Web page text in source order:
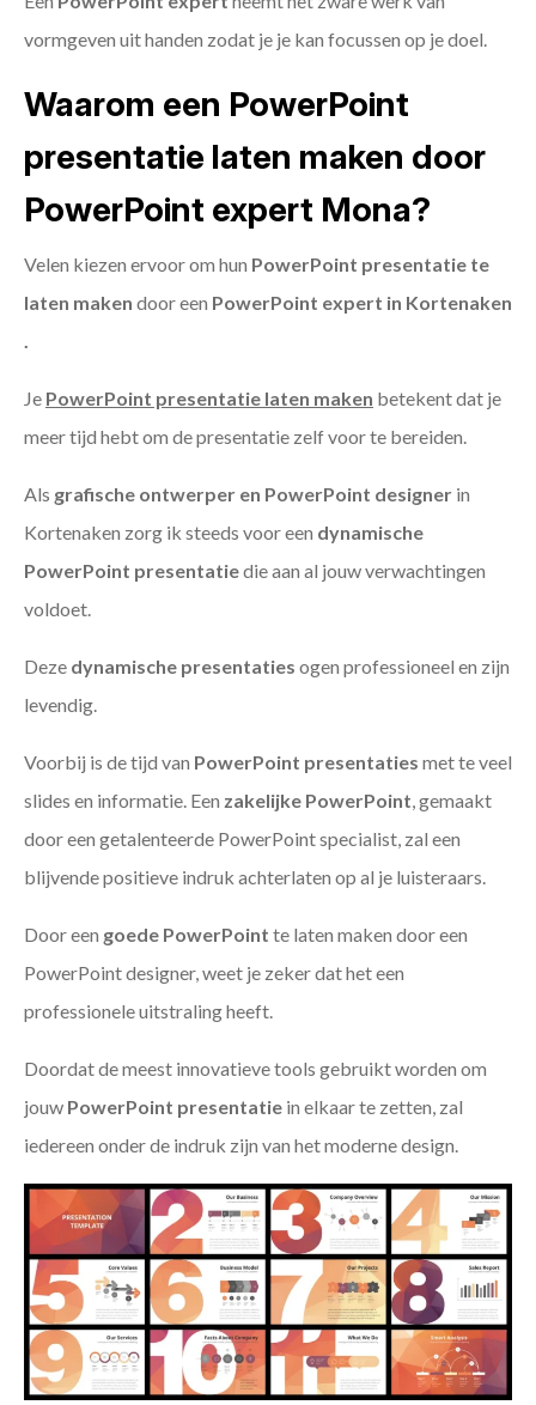
vormgeven uit handen zodat je je kan focussen op je doel.
Waarom een PowerPoint
presentatie laten maken door
PowerPoint expert Mona?
Velen kiezen ervoor om hun PowerPoint presentatie te
laten maken door een PowerPoint expert in Kortenaken
.
Je PowerPoint presentatie laten maken betekent dat je
meer tijd hebt om de presentatie zelf voor te bereiden.
Als grafische ontwerper en PowerPoint designer in
Kortenaken zorg ik steeds voor een dynamische
PowerPoint presentatiedie aan al jouw verwachtingen
voldoet.
Deze dynamische presentaties ogen professioneel en zijn
levendig.
Voorbij is de tijd van PowerPoint presentaties met te veel
slides en informatie. Een zakelijke PowerPoint, gemaakt
door een getalenteerde PowerPoint specialist, zal een
blijvende positieve indruk achterlaten op al je luisteraars.
Door een goede PowerPoint te laten maken door een
PowerPoint designer, weet je zeker dat het een
professionele uitstraling heeft.
Doordat de meest innovatieve tools gebruikt worden om
jouw PowerPoint presentatie in elkaar te zetten, zal
iedereen onder de indruk zijn van het moderne design.